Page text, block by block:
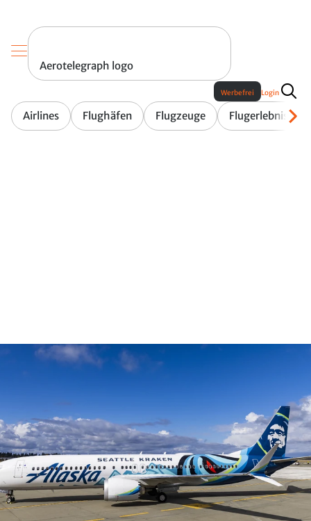
Aerotelegraph logo
Airlines Flughäfen Flugzeuge Flugerlebnis
Werbefrei Login